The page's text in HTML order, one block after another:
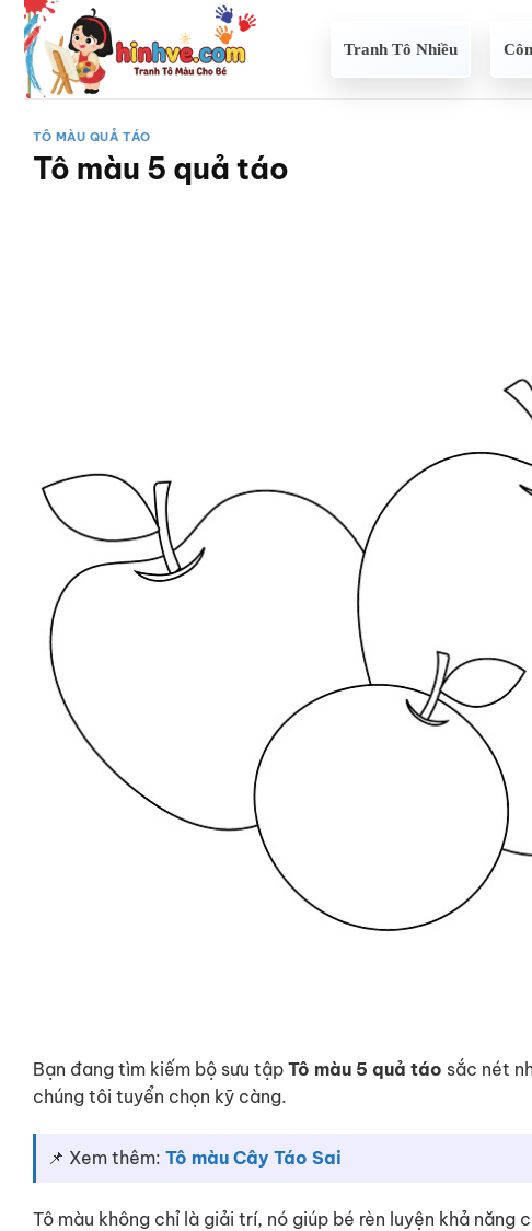
qua
dung
Tranh Tô Nhiều
TÔ MÀU QUẢ TÁO
Tô màu 5 quả táo
Bạn đang tìm kiếm bộ sưu tập Tô màu 5 quả táo sắc nét
chúng tôi tuyển chọn kỹ càng.
📌 Xem thêm: Tô màu Cây Táo Sai
Tô màu không chỉ là giải trí, nó giúp bé rèn luyện khả